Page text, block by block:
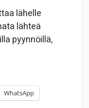
lähelle
lähteä
pyynnöillä,
WhatsApp